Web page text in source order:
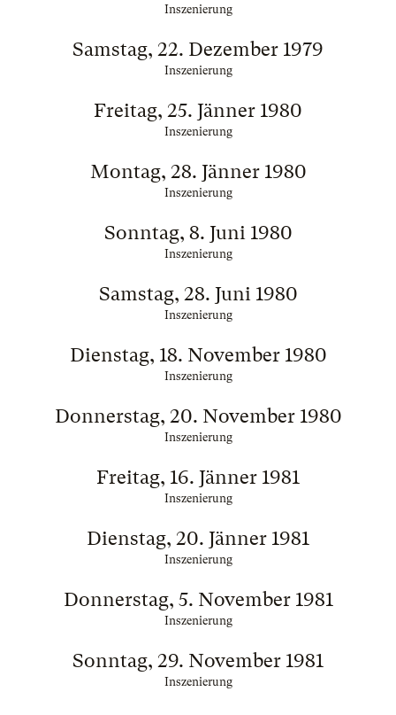
Inszenierung
Samstag, 22. Dezember 1979
Inszenierung
Freitag, 25. Jänner 1980
Inszenierung
Montag, 28. Jänner 1980
Inszenierung
Sonntag, 8. Juni 1980
Inszenierung
Samstag, 28. Juni 1980
Inszenierung
Dienstag, 18. November 1980
Inszenierung
Donnerstag, 20. November 1980
Inszenierung
Freitag, 16. Jänner 1981
Inszenierung
Dienstag, 20. Jänner 1981
Inszenierung
Donnerstag, 5. November 1981
Inszenierung
Sonntag, 29. November 1981
Inszenierung